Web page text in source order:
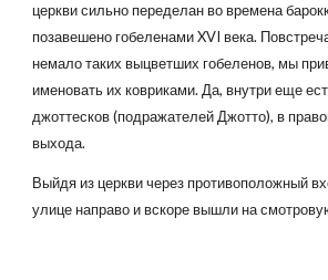
церкви сильно переделан во времена
позавешено гобеленами XVI века.
немало таких выцветших гобеленов, мы
именовать их ковриками. Да, внутри еще
джоттесков (подражателей Джотто), в
выхода.
Выйдя из церкви через противоположный
улице направо и вскоре вышли на